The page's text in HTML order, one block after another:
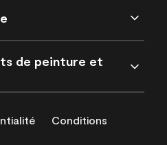
de peinture et
Conditions